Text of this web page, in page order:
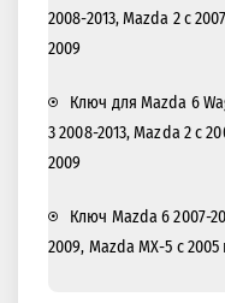
2008-2013, Mazda 2 с
2009
Ключ для Mazda 6
3 2008-2013, Mazda 2 с
2009
Ключ Mazda 6 2007-
2009, Mazda MX-5 с 2005